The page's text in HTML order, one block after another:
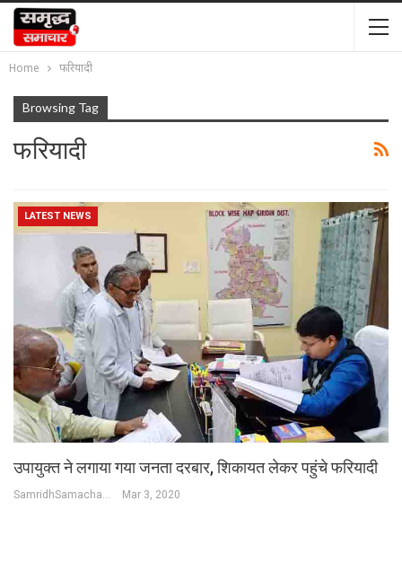
Home फरियादी
Browsing Tag
फरियादी
LATEST NEWS
उपायुक्त ने लगाया गया जनता दरबार, शिकायत लेकर पहुंचे फरियादी
Mar 3, 2020